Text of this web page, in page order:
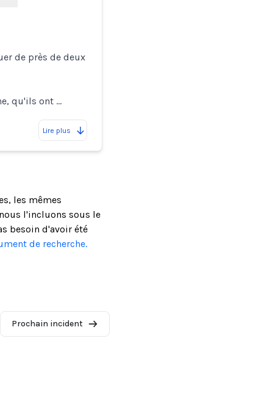
de près de deux
qu'ils ont …
Lire plus
les mêmes
l'incluons sous le
besoin d'avoir été
de recherche.
Prochain incident